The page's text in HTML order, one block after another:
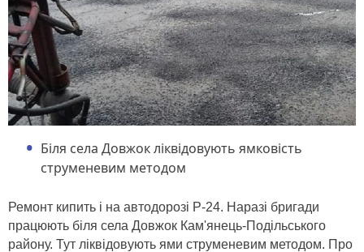
Біля села Довжок ліквідовують ямковість
струменевим методом
Ремонт кипить і на автодорозі Р-24. Наразі бригади
працюють біля села Довжок Кам'янець-Подільського
району. Тут ліквідовують ями струменевим методом. Про